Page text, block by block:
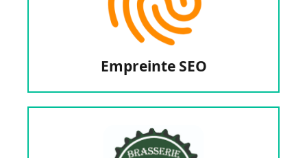
Empreinte SEO
Empreinte SEO
Lorem ipsum dolor sit amet, consectetur